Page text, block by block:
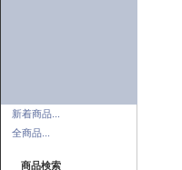
新着商品...
全商品...
商品検索